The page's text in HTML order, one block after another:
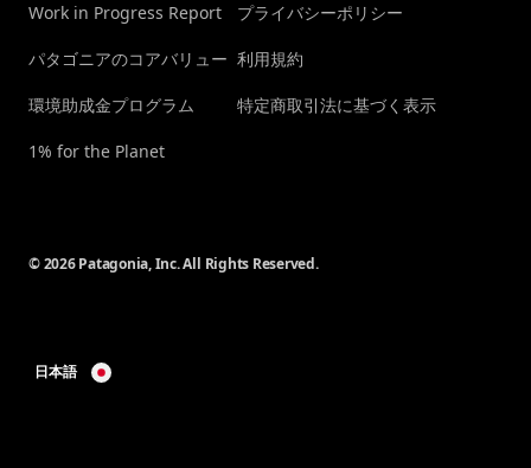
Work in Progress Report
パタゴニアのコアバリュー
環境助成金プログラム
1% for the Planet
プライバシーポリシー
利用規約
特定商取引法に基づく表示
© 2026 Patagonia, Inc. All Rights Reserved.
日本語